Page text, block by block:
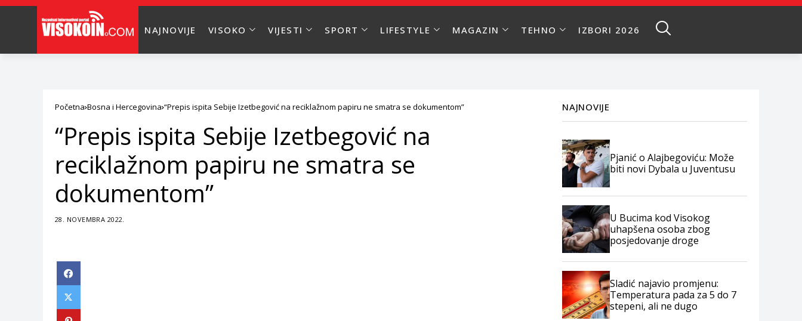
NAJNOVIJE VISOKO VIJESTI SPORT LIFESTYLE MAGAZIN TEHNO IZBORI 2026
Početna Bosna i Hercegovina “Prepis ispita Sebije Izetbegović na reciklažnom papiru ne smatra se dokumentom”
“Prepis ispita Sebije Izetbegović na
reciklažnom papiru ne smatra se
dokumentom”
28. NOVEMBRA 2022.
NAJNOVIJE
Pjanić o Alajbegoviću: Može
biti novi Dybala u Juventusu
U Bucima kod Visokog
uhapšena osoba zbog
posjedovanje droge
Sladić najavio promjenu:
Temperatura pada za 5 do 7
stepeni, ali ne dugo